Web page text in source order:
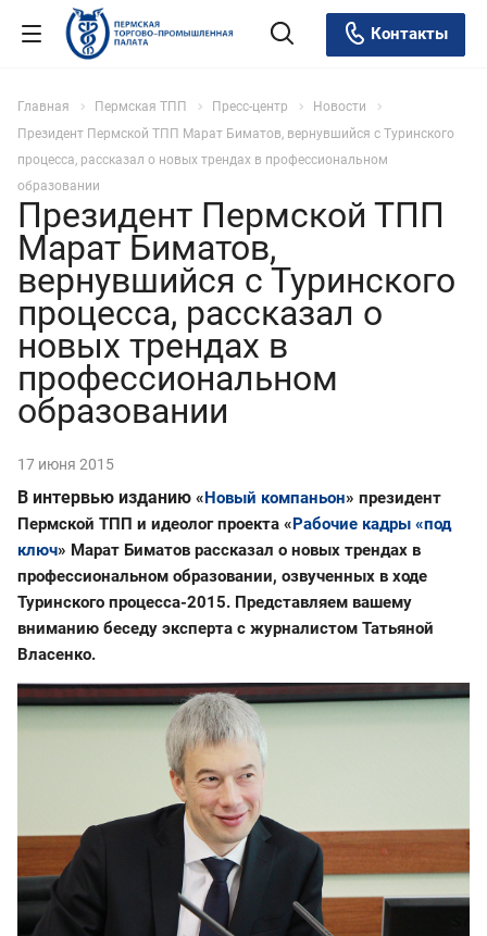
Контакты
Главная Пермская ТПП Пресс-центр
Новости
Президент Пермской ТПП Марат Биматов, вернувшийся с Туринского
процесса, рассказал о новых трендах в профессиональном
образовании
Президент Пермской ТПП
Марат Биматов,
вернувшийся с Туринского
процесса, рассказал о
новых трендах в
профессиональном
образовании
17 июня 2015
В интервью изданию «Новый компаньон» президент
Пермской ТПП и идеолог проекта «Рабочие кадры «под
ключ» Марат Биматов рассказал о новых трендах в
профессиональном образовании, озвученных в ходе
Туринского процесса-2015. Представляем вашему
вниманию беседу эксперта с журналистом Татьяной
Власенко.